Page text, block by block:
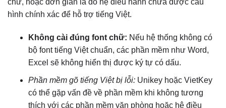
chữ, hoặc đơn giản là do hệ điều hành chưa được cấu
hình chính xác để hỗ trợ tiếng Việt.
Không cài đúng font chữ: Nếu hệ thống không có
bộ font tiếng Việt chuẩn, các phần mềm như Word,
Excel sẽ không hiển thị được ký tự có dấu.
Phần mềm gõ tiếng Việt bị lỗi:Unikey hoặc VietKey
có thể gặp vấn đề về phần mềm khi không tương
thích với các phần mềm văn phòng hoặc hệ điều